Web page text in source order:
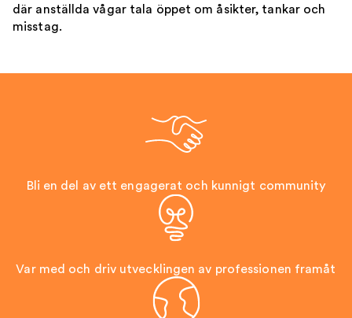
där anställda vågar tala öppet om åsikter, tankar och
misstag.
Bli en del av ett engagerat och kunnigt community
Var med och driv utvecklingen av professionen framåt